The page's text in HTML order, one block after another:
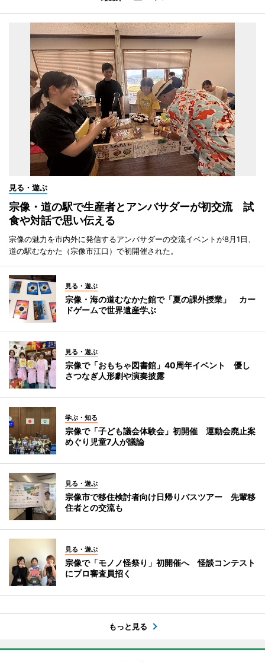
見る・遊ぶ
宗像・道の駅で生産者とアンバサダーが初交流 試
食や対話で思い伝える
宗像の魅力を市内外に発信するアンバサダーの交流イベントが8月1日、
道の駅むなかた（宗像市江口）で初開催された。
見る・遊ぶ
宗像・海の道むなかた館で「夏の課外授業」 カー
ドゲームで世界遺産学ぶ
見る・遊ぶ
宗像で「おもちゃ図書館」40周年イベント 優し
さつなぎ人形劇や演奏披露
学ぶ・知る
宗像で「子ども議会体験会」初開催 運動会廃止案
めぐり児童7人が議論
見る・遊ぶ
宗像市で移住検討者向け日帰りバスツアー 先輩移
住者との交流も
見る・遊ぶ
宗像で「モノノ怪祭り」初開催へ 怪談コンテスト
にプロ審査員招く
もっと見る